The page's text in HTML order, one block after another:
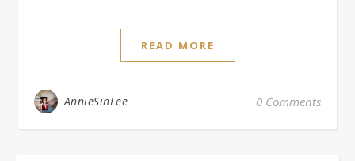
READ MORE
AnnieSinLee 0 Comments